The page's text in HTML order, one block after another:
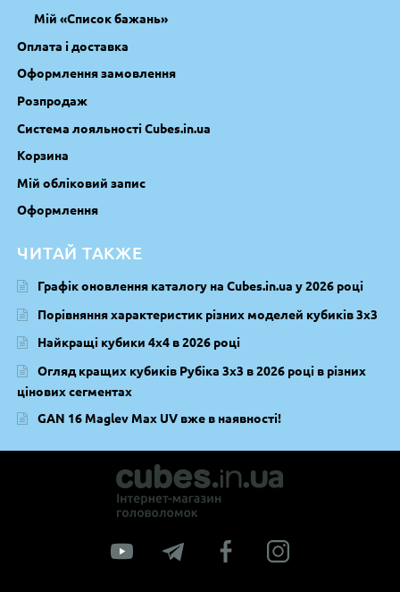
Мій «Список бажань»
Оплата і доставка
Оформлення замовлення
Розпродаж
Система лояльності Cubes.in.ua
Корзина
Мій обліковий запис
Оформлення
ЧИТАЙ ТАКЖЕ
Графік оновлення каталогу на Cubes.in.ua у 2026 році
Порівняння характеристик різних моделей кубиків 3х3
Найкращі кубики 4х4 в 2026 році
Огляд кращих кубиків Рубіка 3х3 в 2026 році в різних
цінових сегментах
GAN 16 Maglev Max UV вже в наявності!